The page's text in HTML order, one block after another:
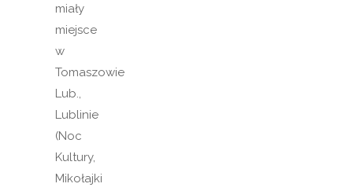
miały
miejsce
w
Tomaszowie
Lub.,
Lublinie
(Noc
Kultury,
Mikołajki